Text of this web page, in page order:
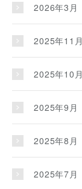
2026年3月
2025年11月
2025年10月
2025年9月
2025年8月
2025年7月